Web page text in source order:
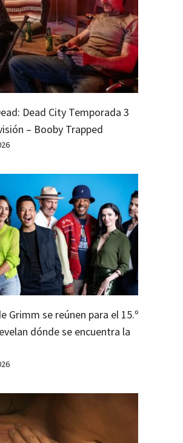
Dead City Temporada 3
– Booby Trapped
Grimm se reúnen para el 15.º
dónde se encuentra la